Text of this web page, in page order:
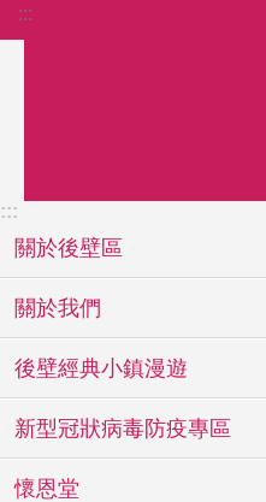
跳到主要內容區塊
:::
:::
關於後壁區
關於我們
後壁經典小鎮漫遊
新型冠狀病毒防疫專區
懷恩堂